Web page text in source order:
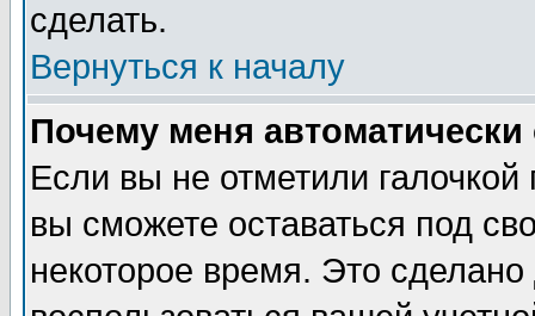
сделать.
Вернуться к началу
Почему меня автоматически
Если вы не отметили галочкой
вы сможете оставаться под
некоторое время. Это